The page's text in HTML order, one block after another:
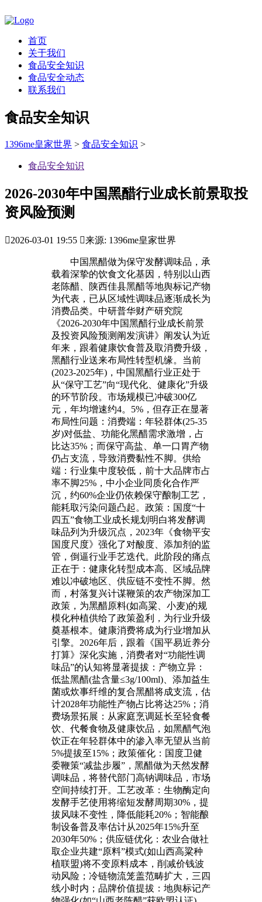
首页
关于我们
食品安全知识
食品安全动态
联系我们
食品安全知识
1396me皇家世界 > 食品安全知识 >
食品安全知识
2026-2030年中国黑醋行业成长前景取投
资风险预测
2026-03-01 19:55 来源: 1396me皇家世界
中国黑醋做为保守发酵调味品，承
载着深挚的饮食文化基因，特别以山西
老陈醋、陕西佳县黑醋等地舆标记产物
为代表，已从区域性调味品逐渐成长为
消费品类。中研普华财产研究院
《2026-2030年中国黑醋行业成长前景
及投资风险预测阐发演讲》阐发认为近
年来，跟着健康饮食普及取消费升级，
黑醋行业送来布局性转型机缘。当前
(2023-2025年)，中国黑醋行业正处于
从“保守工艺”向“现代化、健康化”升级
的环节阶段。市场规模已冲破300亿
元，年均增速约4。5%，但存正在显著
布局性问题：消费端：年轻群体(25-35
岁)对低盐、功能化黑醋需求激增，占
比达35%；而保守高盐、单一口胃产物
仍占支流，导致消费黏性不脚。供给
端：行业集中度较低，前十大品牌市占
率不脚25%，中小企业同质化合作严
沉，约60%企业仍依赖保守酿制工艺，
能耗取污染问题凸起。政策：国度“十
四五”食物工业成长规划明白将发酵调
味品列为升级沉点，2023年《食物平安
国度尺度》强化了对酸度、添加剂的监
管，倒逼行业手艺迭代。此阶段的痛点
正在于：健康化转型成本高、区域品牌
难以冲破地区、供应链不变性不脚。然
而，村落复兴计谋鞭策的农产物深加工
政策，为黑醋原料(如高粱、小麦)的规
模化种植供给了政策盈利，为行业升级
奠基根本。健康消费将成为行业增加从
引擎。2026年后，跟着《国平易近养分
打算》深化实施，消费者对“功能性调
味品”的认知将显著提拔：产物立异：
低盐黑醋(盐含量≤3g/100ml)、添加益生
菌或炊事纤维的复合黑醋将成支流，估
计2028年功能性产物占比将达25%；消
费场景拓展：从家庭烹调延长至轻食餐
饮、代餐食物及健康饮品，如黑醋气泡
饮正在年轻群体中的渗入率无望从当前
5%提拔至15%；政策催化：国度卫健
委鞭策“减盐步履”，黑醋做为天然发酵
调味品，将替代部门高钠调味品，市场
空间持续打开。工艺改革：生物酶定向
发酵手艺使用将缩短发酵周期30%，提
拔风味不变性，降低能耗20%；智能酿
制设备普及率估计从2025年15%升至
2030年50%；供应链优化：农业合做社
取企业共建“原料”模式(如山西高粱种
植联盟)将不变原料成本，削减价钱波
动风险；冷链物流笼盖范畴扩大，三四
线小时内；品牌价值提拔：地舆标记产